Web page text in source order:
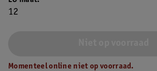
12
Momenteel online niet op voorraad.